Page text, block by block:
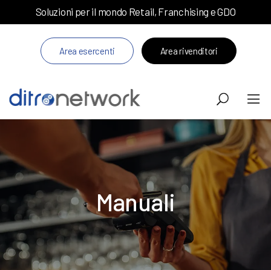
Soluzioni per il mondo Retail, Franchising e GDO
Area esercenti Area rivenditori
Manuali